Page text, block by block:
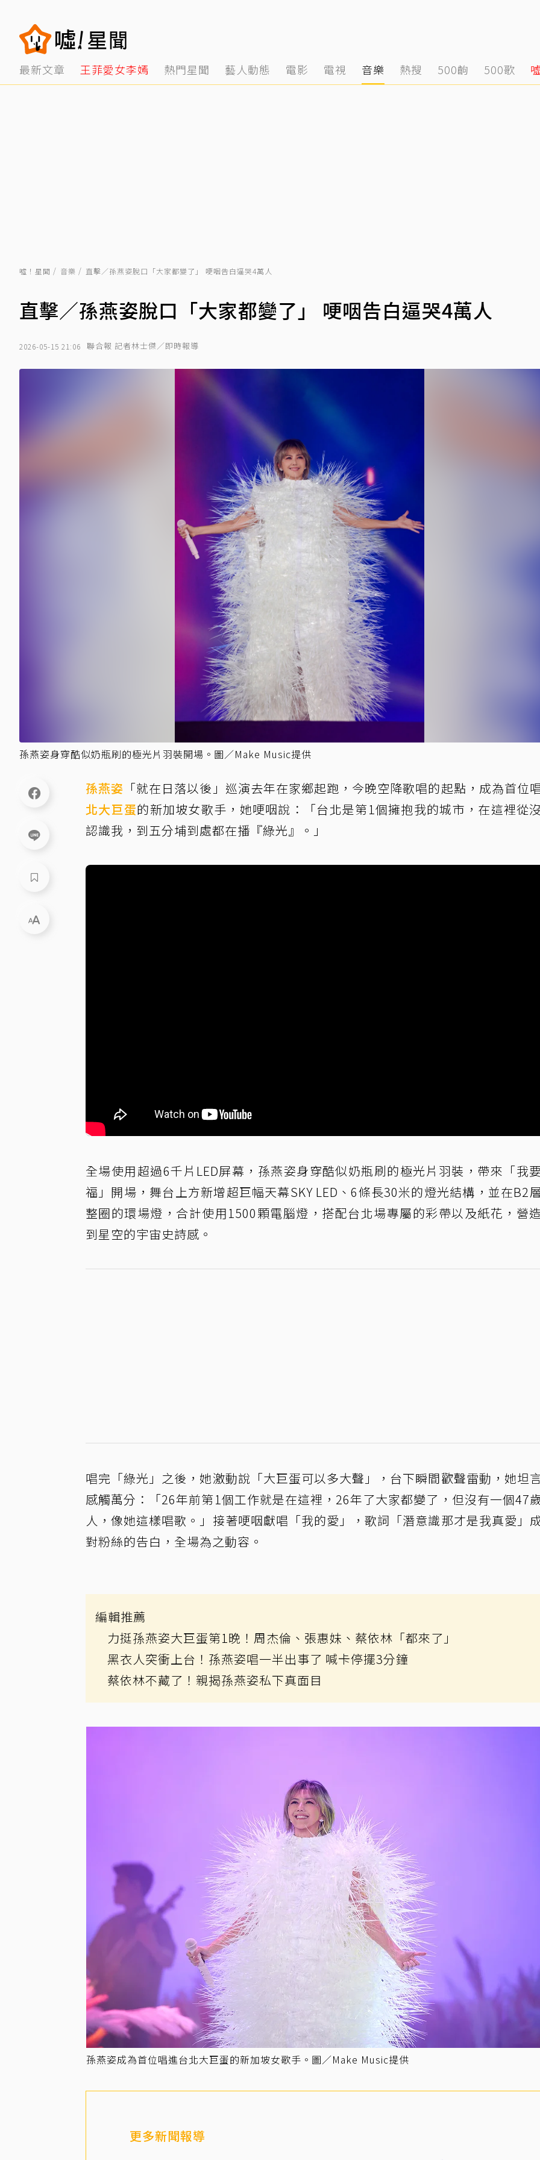
最新文章 王菲愛女李嫣 熱門星聞 藝人動態 電影 電視 音樂 熱搜 500齣 500歌
噓！星聞 音樂 直擊／孫燕姿脫口「大家都變了」 哽咽告白逼哭4萬人
直擊／孫燕姿脫口「大家都變了」 哽咽告白逼哭4萬人
2026-05-15 21:06 聯合報 記者林士傑／即時報導
孫燕姿身穿酷似奶瓶刷的極光片羽裝開場。圖／Make Music提供
孫燕姿 「就在日落以後」巡演去年在家鄉起跑，今晚空降歌唱的起點，成為首位
北大巨蛋的新加坡女歌手，她哽咽說：「台北是第1個擁抱我的城市，在這裡從
認識我，到五分埔到處都在播『綠光』。」
全場使用超過6千片LED屏幕，孫燕姿身穿酷似奶瓶刷的極光片羽裝，帶來「我
福」開場，舞台上方新增超巨幅天幕SKY LED、6條長30米的燈光結構，並在B2
整圈的環場燈，合計使用1500顆電腦燈，搭配台北場專屬的彩帶以及紙花，營
到星空的宇宙史詩感。
唱完「綠光」之後，她激動說「大巨蛋可以多大聲」，台下瞬間歡聲雷動，她坦
感觸萬分：「26年前第1個工作就是在這裡，26年了大家都變了，但沒有一個47
人，像她這樣唱歌。」接著哽咽獻唱「我的愛」，歌詞「潛意識那才是我真愛」
對粉絲的告白，全場為之動容。
編輯推薦
力挺孫燕姿大巨蛋第1晚！周杰倫、張惠妹、蔡依林「都來了」
黑衣人突衝上台！孫燕姿唱一半出事了 喊卡停擺3分鐘
蔡依林不藏了！親揭孫燕姿私下真面目
孫燕姿成為首位唱進台北大巨蛋的新加坡女歌手。圖／Make Music提供
更多新聞報導